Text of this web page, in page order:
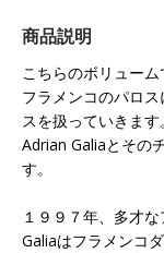
商品説明
こちらのボリューム
フラメンコのパロ
スを扱っていきます
Adrian Galiaとその
す。
１９９７年、多才
Galiaはフラメンコ